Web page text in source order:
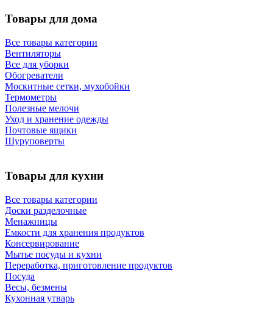
Товары для дома
Все товары категории
Вентиляторы
Все для уборки
Обогреватели
Москитные сетки, мухобойки
Термометры
Полезные мелочи
Уход и хранение одежды
Почтовые ящики
Шуруповерты
Товары для кухни
Все товары категории
Доски разделочные
Менажницы
Емкости для хранения продуктов
Консервирование
Мытье посуды и кухни
Переработка, приготовление продуктов
Посуда
Весы, безмены
Кухонная утварь